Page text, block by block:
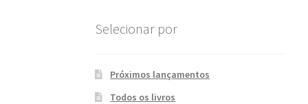
Selecionar por
Próximos lançamentos
Todos os livros